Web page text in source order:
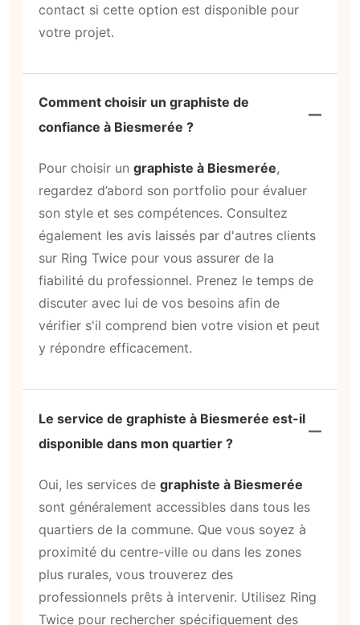
contact si cette option est disponible pour
votre projet.
Comment choisir un graphiste de
confiance à Biesmerée ?
Pour choisir un graphiste à Biesmerée,
regardez d’abord son portfolio pour évaluer
son style et ses compétences. Consultez
également les avis laissés par d'autres clients
sur Ring Twice pour vous assurer de la
fiabilité du professionnel. Prenez le temps de
discuter avec lui de vos besoins afin de
vérifier s'il comprend bien votre vision et peut
y répondre efficacement.
Le service de graphiste à Biesmerée est-il
disponible dans mon quartier ?
Oui, les services de graphiste à Biesmerée
sont généralement accessibles dans tous les
quartiers de la commune. Que vous soyez à
proximité du centre-ville ou dans les zones
plus rurales, vous trouverez des
professionnels prêts à intervenir. Utilisez Ring
Twice pour rechercher spécifiquement des